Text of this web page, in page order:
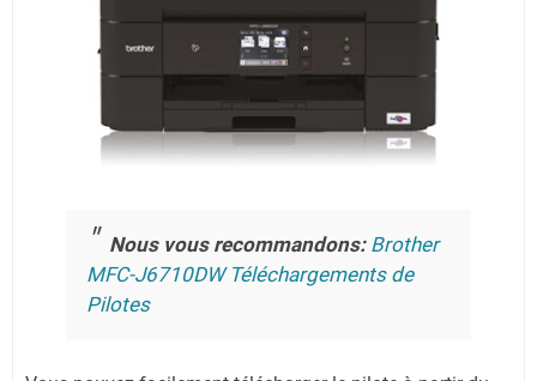
Nous vous recommandons: Brother
MFC-J6710DW Téléchargements de
Pilotes